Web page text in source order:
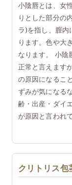
小陰唇とは、女
りとした部分の
ラ)を指し、膣内
ります。色や大
なります。 小陰
正常と言えます
の原因になるこ
ずみが気になる
齢・出産・ダイ
が原因と言われ
クリトリス包